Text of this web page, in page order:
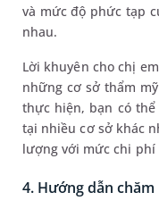
và mức độ phức tạp
nhau.
Lời khuyên cho chị
những cơ sở thẩm
thực hiện, bạn có
tại nhiều cơ sở khác
lượng với mức chi phí
4. Hướng dẫn